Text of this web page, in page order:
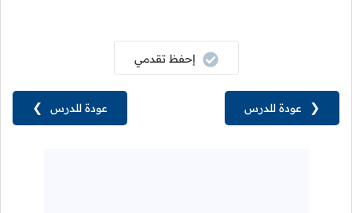
عودة للدرس ❯
إحفظ تقدمي
❮ عودة للدرس